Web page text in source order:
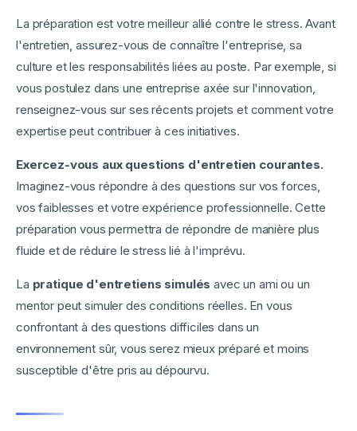
La préparation est votre meilleur allié contre le stress. Avant
l'entretien, assurez-vous de connaître l'entreprise, sa
culture et les responsabilités liées au poste. Par exemple, si
vous postulez dans une entreprise axée sur l'innovation,
renseignez-vous sur ses récents projets et comment votre
expertise peut contribuer à ces initiatives.
Exercez-vous aux questions d'entretien courantes.
Imaginez-vous répondre à des questions sur vos forces,
vos faiblesses et votre expérience professionnelle. Cette
préparation vous permettra de répondre de manière plus
fluide et de réduire le stress lié à l'imprévu.
La pratique d'entretiens simulés avec un ami ou un
mentor peut simuler des conditions réelles. En vous
confrontant à des questions difficiles dans un
environnement sûr, vous serez mieux préparé et moins
susceptible d'être pris au dépourvu.